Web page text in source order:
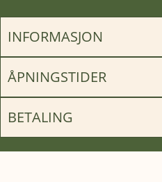
INFORMASJON
ÅPNINGSTIDER
BETALING